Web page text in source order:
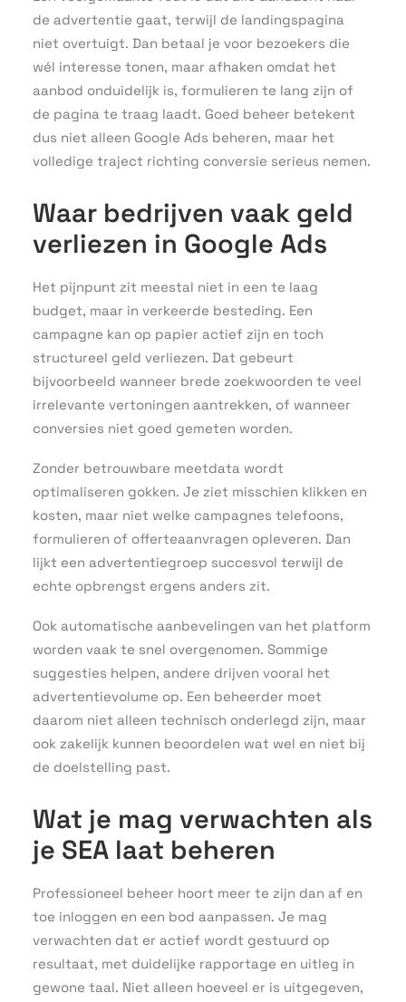
de advertentie gaat, terwijl de landingspagina
niet overtuigt. Dan betaal je voor bezoekers die
wél interesse tonen, maar afhaken omdat het
aanbod onduidelijk is, formulieren te lang zijn of
de pagina te traag laadt. Goed beheer betekent
dus niet alleen Google Ads beheren, maar het
volledige traject richting conversie serieus nemen.
Waar bedrijven vaak geld
verliezen in Google Ads
Het pijnpunt zit meestal niet in een te laag
budget, maar in verkeerde besteding. Een
campagne kan op papier actief zijn en toch
structureel geld verliezen. Dat gebeurt
bijvoorbeeld wanneer brede zoekwoorden te veel
irrelevante vertoningen aantrekken, of wanneer
conversies niet goed gemeten worden.
Zonder betrouwbare meetdata wordt
optimaliseren gokken. Je ziet misschien klikken en
kosten, maar niet welke campagnes telefoons,
formulieren of offerteaanvragen opleveren. Dan
lijkt een advertentiegroep succesvol terwijl de
echte opbrengst ergens anders zit.
Ook automatische aanbevelingen van het platform
worden vaak te snel overgenomen. Sommige
suggesties helpen, andere drijven vooral het
advertentievolume op. Een beheerder moet
daarom niet alleen technisch onderlegd zijn, maar
ook zakelijk kunnen beoordelen wat wel en niet bij
de doelstelling past.
Wat je mag verwachten als
je SEA laat beheren
Professioneel beheer hoort meer te zijn dan af en
toe inloggen en een bod aanpassen. Je mag
verwachten dat er actief wordt gestuurd op
resultaat, met duidelijke rapportage en uitleg in
gewone taal. Niet alleen hoeveel er is uitgegeven,